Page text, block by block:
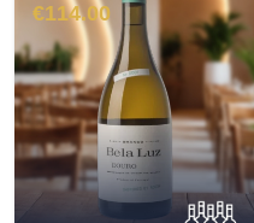
€114.00